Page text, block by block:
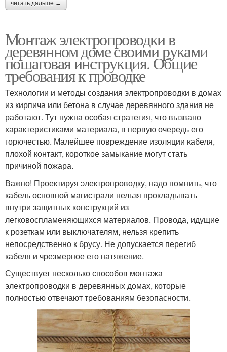
читать дальше →
Монтаж электропроводки в
деревянном доме своими руками
пошаговая инструкция. Общие
требования к проводке
Технологии и методы создания электропроводки в домах
из кирпича или бетона в случае деревянного здания не
работают. Тут нужна особая стратегия, что вызвано
характеристиками материала, в первую очередь его
горючестью. Малейшее повреждение изоляции кабеля,
плохой контакт, короткое замыкание могут стать
причиной пожара.
Важно! Проектируя электропроводку, надо помнить, что
кабель основной магистрали нельзя прокладывать
внутри защитных конструкций из
легковоспламеняющихся материалов. Провода, идущие
к розеткам или выключателям, нельзя крепить
непосредственно к брусу. Не допускается перегиб
кабеля и чрезмерное его натяжение.
Существует несколько способов монтажа
электропроводки в деревянных домах, которые
полностью отвечают требованиям безопасности.